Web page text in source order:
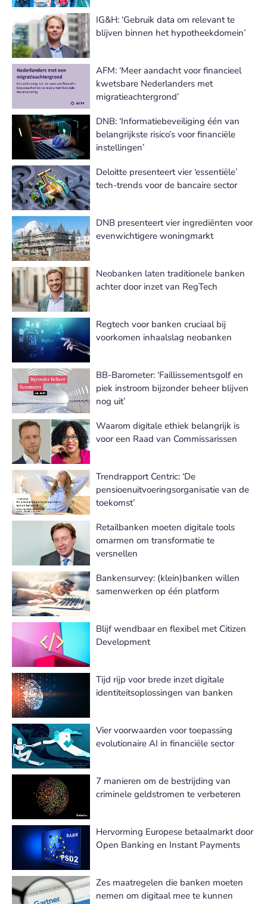
IG&H: ‘Gebruik data om relevant te
blijven binnen het hypotheekdomein’
AFM: ‘Meer aandacht voor financieel
kwetsbare Nederlanders met
migratieachtergrond’
DNB: ‘Informatiebeveiliging één van
belangrijkste risico’s voor financiële
instellingen’
Deloitte presenteert vier ‘essentiële’
tech-trends voor de bancaire sector
DNB presenteert vier ingrediënten voor
evenwichtigere woningmarkt
Neobanken laten traditionele banken
achter door inzet van RegTech
Regtech voor banken cruciaal bij
voorkomen inhaalslag neobanken
BB-Barometer: ‘Faillissementsgolf en
piek instroom bijzonder beheer blijven
nog uit’
Waarom digitale ethiek belangrijk is
voor een Raad van Commissarissen
Trendrapport Centric: ‘De
pensioenuitvoeringsorganisatie van de
toekomst’
Retailbanken moeten digitale tools
omarmen om transformatie te
versnellen
Bankensurvey: (klein)banken willen
samenwerken op één platform
Blijf wendbaar en flexibel met Citizen
Development
Tijd rijp voor brede inzet digitale
identiteitsoplossingen van banken
Vier voorwaarden voor toepassing
evolutionaire AI in financiële sector
7 manieren om de bestrijding van
criminele geldstromen te verbeteren
Hervorming Europese betaalmarkt door
Open Banking en Instant Payments
Zes maatregelen die banken moeten
nemen om digitaal mee te kunnen